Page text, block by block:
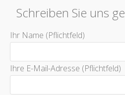
Schreiben Sie uns
Ihr Name (Pflichtfeld)
Ihre E-Mail-Adresse (Pflichtfeld)